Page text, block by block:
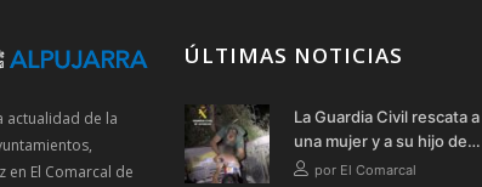
actualidad de la
en El Comarcal de
ÚLTIMAS NOTICIAS
La Guardia Civil rescata a
una mujer y a su hijo de
un vehículo tras
por El Comarcal